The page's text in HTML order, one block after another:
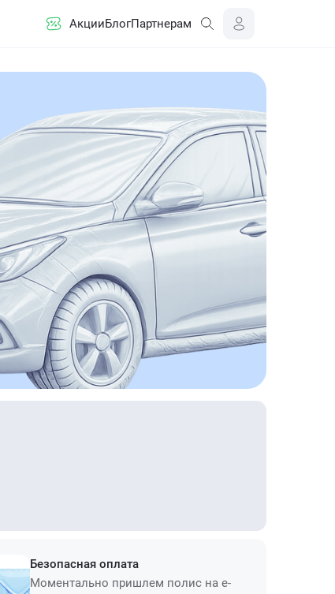
АкцииБлогПартнерам
Безопасная оплата
Моментально пришлем полис на e-